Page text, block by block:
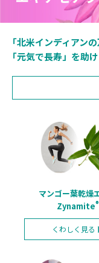
「北米インディアン
「元気で長寿」を助
マンゴー葉乾燥
Zynamite®
くわしく 見